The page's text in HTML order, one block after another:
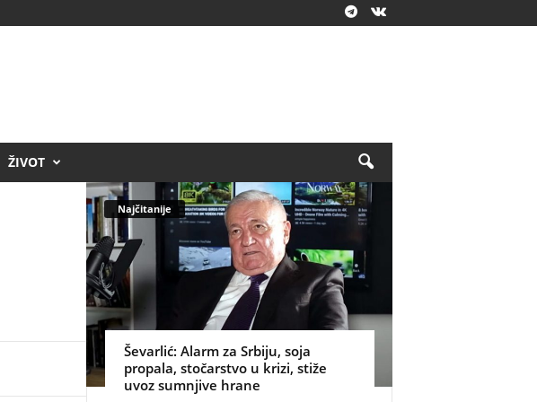
ŽIVOT
Najčitanije
Ševarlić: Alarm za Srbiju, soja
propala, stočarstvo u krizi, stiže
uvoz sumnjive hrane